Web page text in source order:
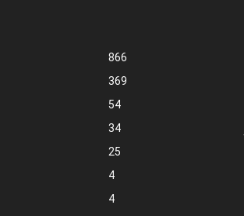
866
369
54
34
25
4
4